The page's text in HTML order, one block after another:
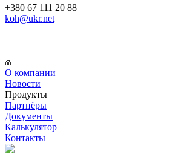
+380 67 111 20 88
koh@ukr.net
О компании
Новости
Продукты
Партнёры
Документы
Калькулятор
Контакты